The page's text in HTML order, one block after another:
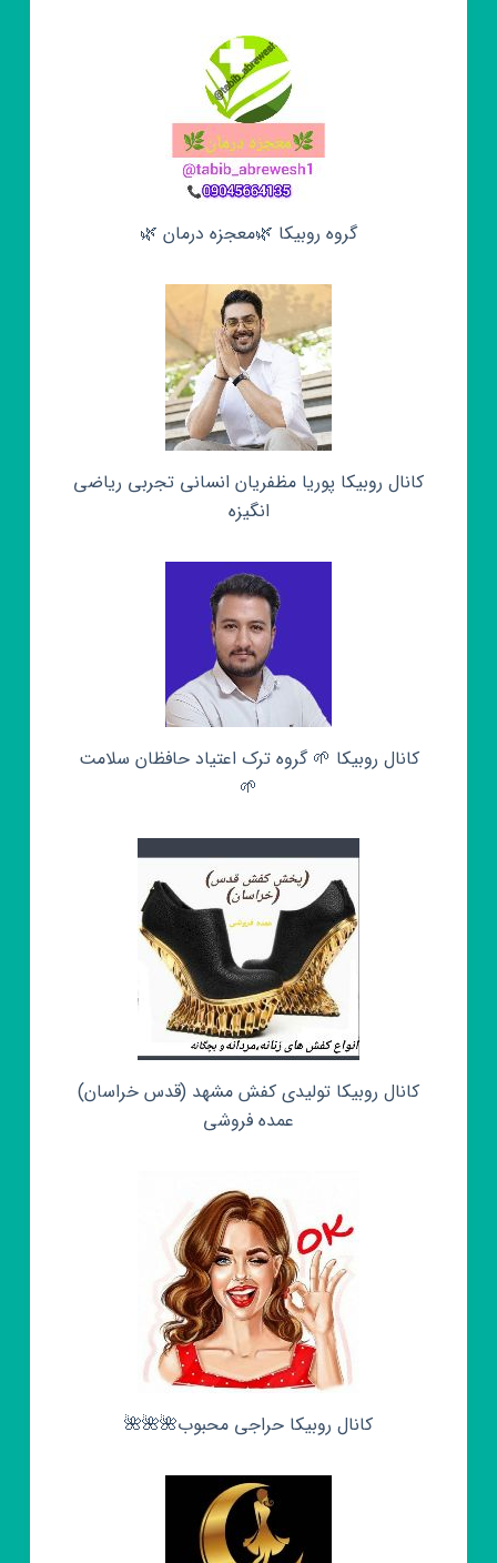
گروه روبیکا 🌿معجزه درمان 🌿
کانال روبیکا پوریا مظفریان انسانی تجربی ریاضی
انگیزه
کانال روبیکا 🌱 گروه ترک اعتیاد حافظان سلامت
🌱
کانال روبیکا تولیدی کفش مشهد (قدس خراسان)
عمده فروشی
کانال روبیکا حراجی محبوب🌺🌺🌺